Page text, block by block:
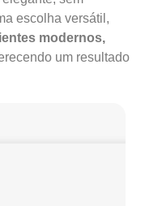
escolha versátil,
modernos,
um resultado